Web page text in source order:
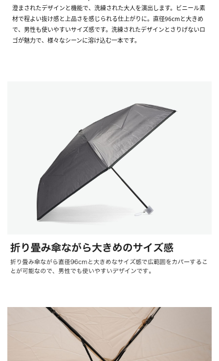
澄まされたデザインと機能で、洗練された大人を演出します。ビニール素
材で程よい抜け感と上品さを感じられる仕上がりに。直径96cmと大きめ
で、男性も使いやすいサイズ感です。洗練されたデザインとさりげないロ
ゴが魅力で、様々なシーンに溶け込む一本です。